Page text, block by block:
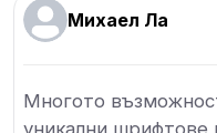
Михаел Ла
Многото